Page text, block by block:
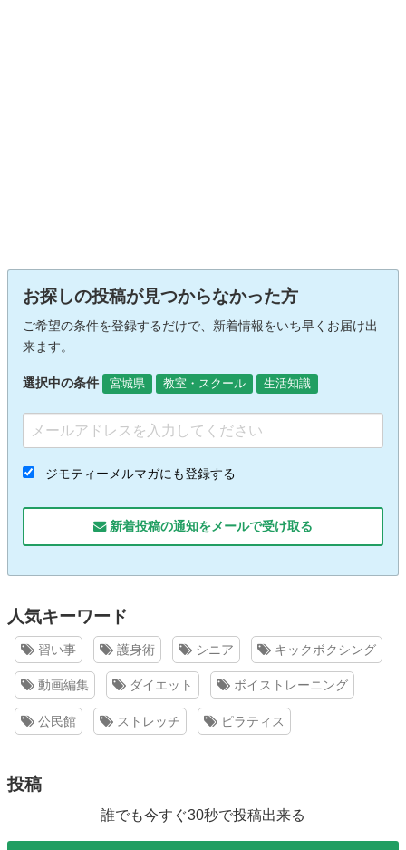
お探しの投稿が見つからなかった方
ご希望の条件を登録するだけで、新着情報をいち早くお届け出
来ます。
選択中の条件 宮城県 教室・スクール 生活知識
ジモティーメルマガにも登録する
新着投稿の通知をメールで受け取る
人気キーワード
習い事 護身術 シニア キックボクシング
動画編集 ダイエット ボイストレーニング
公民館 ストレッチ ピラティス
投稿
誰でも今すぐ30秒で投稿出来る